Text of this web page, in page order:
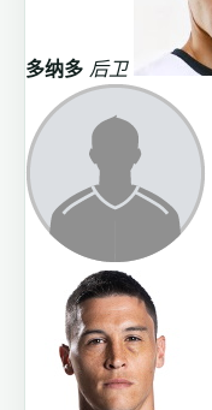
多纳多 后卫